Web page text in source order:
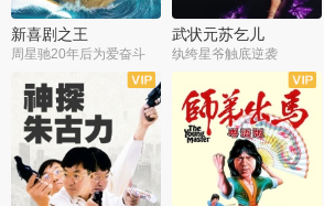
新喜剧之王
周星驰20年后为爱奋斗
武状元苏乞儿
纨绔星爷触底逆袭